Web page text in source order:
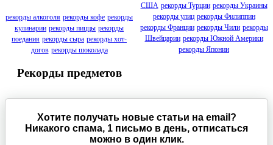
рекорды алкоголя рекорды кофе рекорды
кулинарии рекорды пиццы рекорды
поедания рекорды сыра рекорды хот-
догов рекорды шоколада
Рекорды предметов
США рекорды Турции рекорды Украины
рекорды улиц рекорды Филиппин
рекорды Франции рекорды Чили рекорды
Швейцарии рекорды Южной Америки
рекорды Японии
Хотите получать новые статьи на email?
Никакого спама, 1 письмо в день, отписаться
можно в один клик.